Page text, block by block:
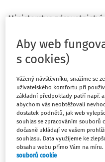
Ministerstvo zdravotnictví
Téma
Filtr
Počet vyhledaných
Řadit podle:
Aby web
s cookies)
Vážený návštěvníku, snažíme se
uživatelského komfortu při
základní předpoklady patří např.
abychom vás neobtěžovali
dostatek podnětů, jak web
souhlas se zpracováním souborů
dočasně ukládají ve vašem
souhlasu. Data využijeme ke
obsahu webu přímo Vám na míru.
souborů cookie